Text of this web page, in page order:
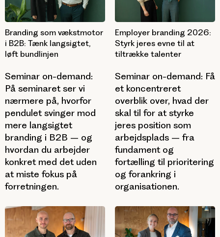
Branding som vækstmotor
i B2B: Tænk langsigtet,
løft bundlinjen
Seminar on-demand:
På seminaret ser vi
nærmere på, hvorfor
pendulet svinger mod
mere langsigtet
branding i B2B – og
hvordan du arbejder
konkret med det uden
at miste fokus på
forretningen.
Employer branding 2026:
Styrk jeres evne til at
tiltrække talenter
Seminar on-demand: Få
et koncentreret
overblik over, hvad der
skal til for at styrke
jeres position som
arbejdsplads – fra
fundament og
fortælling til prioritering
og forankring i
organisationen.